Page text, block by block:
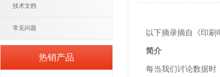
以下摘录摘自《印刷
简介
每当我们讨论数据时
技术文档
常见问题
热销产品